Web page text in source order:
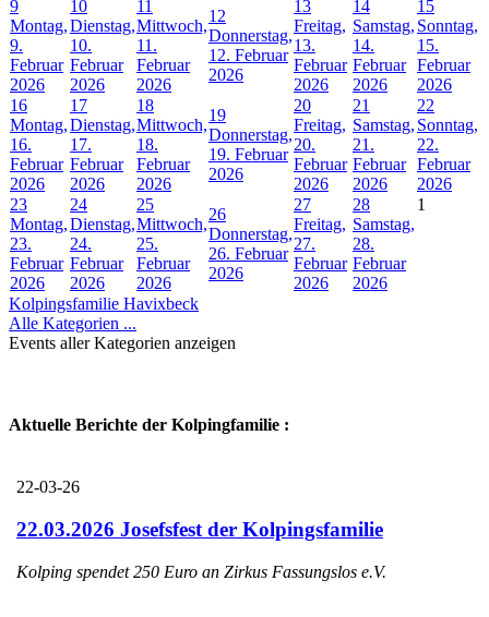
9
Montag,
9.
Februar
2026
10
Dienstag,
10.
Februar
2026
11
Mittwoch,
11.
Februar
2026
12
Donnerstag,
12. Februar
2026
13
Freitag,
13.
Februar
2026
14
Samstag,
14.
Februar
2026
15
Sonntag,
15.
Februar
2026
16
Montag,
16.
Februar
2026
17
Dienstag,
17.
Februar
2026
18
Mittwoch,
18.
Februar
2026
19
Donnerstag,
19. Februar
2026
20
Freitag,
20.
Februar
2026
21
Samstag,
21.
Februar
2026
22
Sonntag,
22.
Februar
2026
23
Montag,
23.
Februar
2026
24
Dienstag,
24.
Februar
2026
25
Mittwoch,
25.
Februar
2026
26
Donnerstag,
26. Februar
2026
27
Freitag,
27.
Februar
2026
28
Samstag,
28.
Februar
2026
1
Kolpingsfamilie Havixbeck
Alle Kategorien ...
Events aller Kategorien anzeigen
Aktuelle Berichte der Kolpingfamilie :
22-03-26
22.03.2026 Josefsfest der Kolpingsfamilie
Kolping spendet 250 Euro an Zirkus Fassungslos e.V.